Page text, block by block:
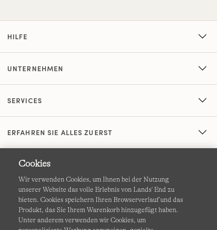
HILFE
UNTERNEHMEN
SERVICES
ERFAHREN SIE ALLES ZUERST
Datenschutz & Sicherheit
Cookies
Wir verwenden Cookies, um Ihnen bei der Nutzung
unserer Website das volle Erlebnis von Lands' End zu
bieten. Cookies speichern Ihren Browserverlauf und das
Produkt, das Sie Ihrem Warenkorb hinzugefügt haben.
Unter anderem verwenden wir Cookies, um